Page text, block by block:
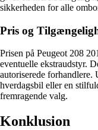
sikkerheden for alle
Pris og
Prisen på Peugeot 208
eventuelle ekstraudstyr.
autoriserede forhandlere.
hverdagsbil eller en
fremragende valg.
Konklusion